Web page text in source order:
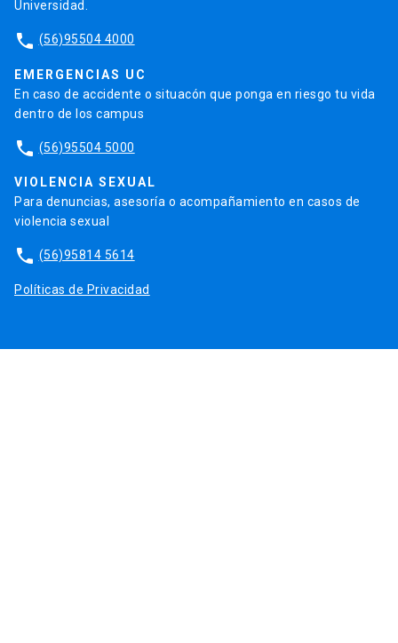
Universidad.
phone (56)95504 4000
EMERGENCIAS UC
En caso de accidente o situacón que ponga en riesgo tu vida
dentro de los campus
phone (56)95504 5000
VIOLENCIA SEXUAL
Para denuncias, asesoría o acompañamiento en casos de
violencia sexual
phone (56)95814 5614
Políticas de Privacidad